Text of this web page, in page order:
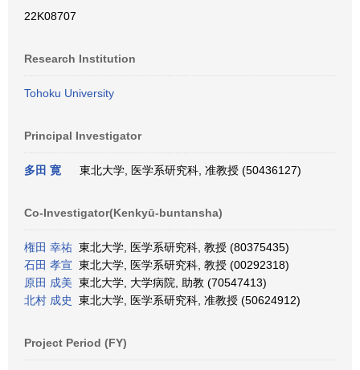
22K08707
Research Institution
Tohoku University
Principal Investigator
多田 寛 東北大学, 医学系研究科, 准教授 (50436127)
Co-Investigator(Kenkyū-buntansha)
権田 幸祐 東北大学, 医学系研究科, 教授 (80375435)
石田 孝宣 東北大学, 医学系研究科, 教授 (00292318)
原田 成美 東北大学, 大学病院, 助教 (70547413)
北村 成史
東北大学, 医学系研究科, 准教授 (50624912)
Project Period (FY)